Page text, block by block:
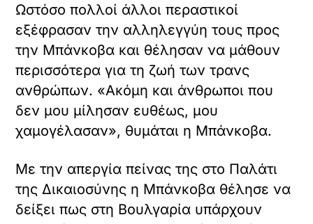
Ωστόσο πολλοί άλλοι περαστικοί
εξέφρασαν την αλληλεγγύη τους προς
την Μπάνκοβα και θέλησαν να μάθουν
περισσότερα για τη ζωή των τρανς
ανθρώπων. «Ακόμη και άνθρωποι που
δεν μου μίλησαν ευθέως, μου
χαμογέλασαν», θυμάται η Μπάνκοβα.
Με την απεργία πείνας της στο Παλάτι
της Δικαιοσύνης η Μπάνκοβα θέλησε να
δείξει πως στη Βουλγαρία υπάρχουν